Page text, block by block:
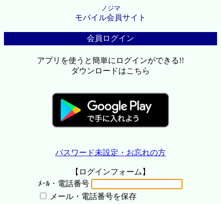
ノジマ
モバイル会員サイト
会員ログイン
アプリを使うと簡単にログインができる!!
ダウンロードはこちら
パスワード未設定・お忘れの方
【ログインフォーム】
ﾒｰﾙ・電話番号
メール・電話番号を保存